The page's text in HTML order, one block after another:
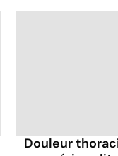
Douleur